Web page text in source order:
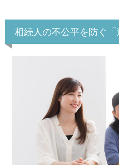
相続人の不公平を防ぐ